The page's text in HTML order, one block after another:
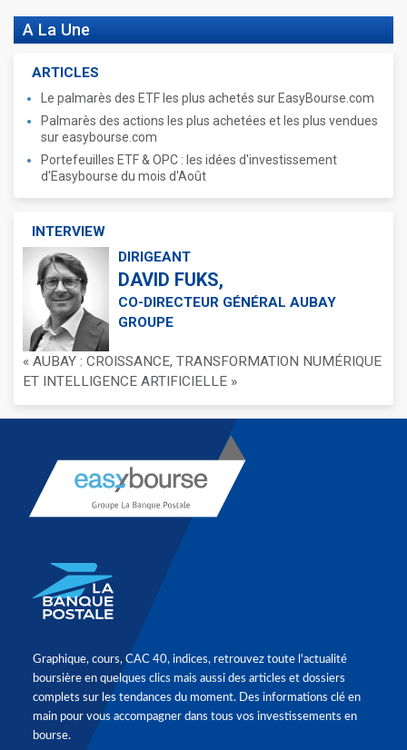
A La Une
ARTICLES
Le palmarès des ETF les plus achetés sur EasyBourse.com
Palmarès des actions les plus achetées et les plus vendues
sur easybourse.com
Portefeuilles ETF & OPC : les idées d'investissement
d'Easybourse du mois d'Août
INTERVIEW
DIRIGEANT
DAVID FUKS,
CO-DIRECTEUR GÉNÉRAL AUBAY
GROUPE
« AUBAY : CROISSANCE, TRANSFORMATION NUMÉRIQUE
ET INTELLIGENCE ARTIFICIELLE »
Graphique, cours, CAC 40, indices, retrouvez toute l'actualité
boursière en quelques clics mais aussi des articles et dossiers
complets sur les tendances du moment. Des informations clé en
main pour vous accompagner dans tous vos investissements en
bourse.